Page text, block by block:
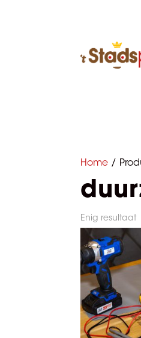
Home /
Enig resultaat